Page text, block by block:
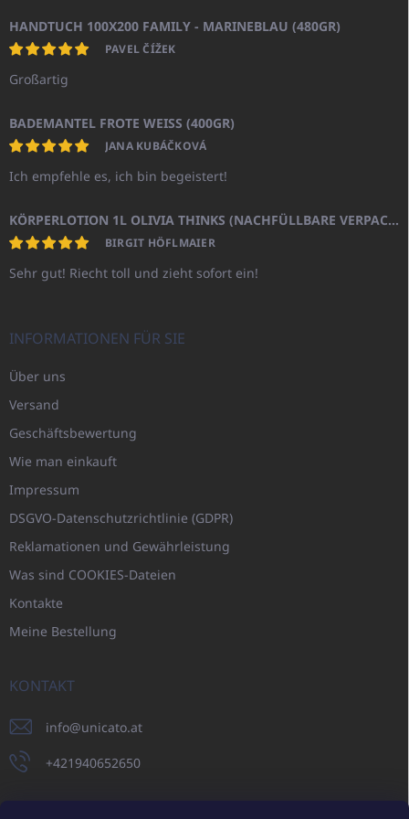
HANDTUCH 100X200 FAMILY - MARINEBLAU (480GR)
PAVEL ČÍŽEK
Großartig
BADEMANTEL FROTE WEISS (400GR)
JANA KUBÁČKOVÁ
Ich empfehle es, ich bin begeistert!
KÖRPERLOTION 1L OLIVIA THINKS (NACHFÜLLBARE VERPACKUNG)
BIRGIT HÖFLMAIER
Sehr gut! Riecht toll und zieht sofort ein!
INFORMATIONEN FÜR SIE
Über uns
Versand
Geschäftsbewertung
Wie man einkauft
Impressum
DSGVO-Datenschutzrichtlinie (GDPR)
Reklamationen und Gewährleistung
Was sind COOKIES-Dateien
Kontakte
Meine Bestellung
KONTAKT
info@unicato.at
+421940652650